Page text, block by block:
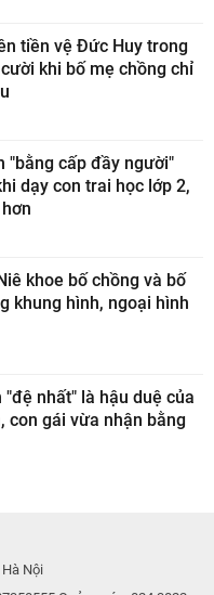
tiền vệ Đức Huy trong
khi bố mẹ chồng chỉ
"bằng cấp đầy người"
dạy con trai học lớp 2,
khoe bố chồng và bố
khung hình, ngoại hình
"đệ nhất" là hậu duệ của
con gái vừa nhận bằng
Nội